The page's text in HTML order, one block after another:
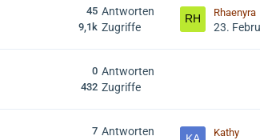
Antworten
45
Zugriffe
9,1k
Rhaenyra
23.
Antworten
0
Zugriffe
432
Antworten
7 Kathy